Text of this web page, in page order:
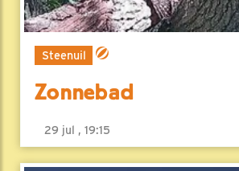
Steenuil
Zonnebad
29 jul , 19:15